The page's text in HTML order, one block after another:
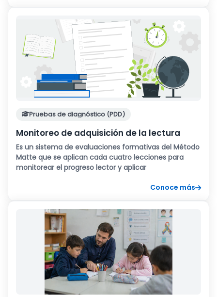
Pruebas de diagnóstico (PDD)
Monitoreo de adquisición de la lectura
Es un sistema de evaluaciones formativas del Método
Matte que se aplican cada cuatro lecciones para
monitorear el progreso lector y aplicar
Conoce más